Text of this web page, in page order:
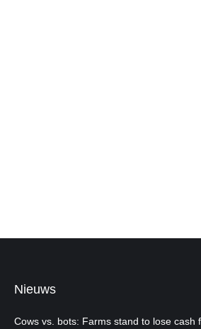
Nieuws
Cows vs. bots: Farms stand to lose cash